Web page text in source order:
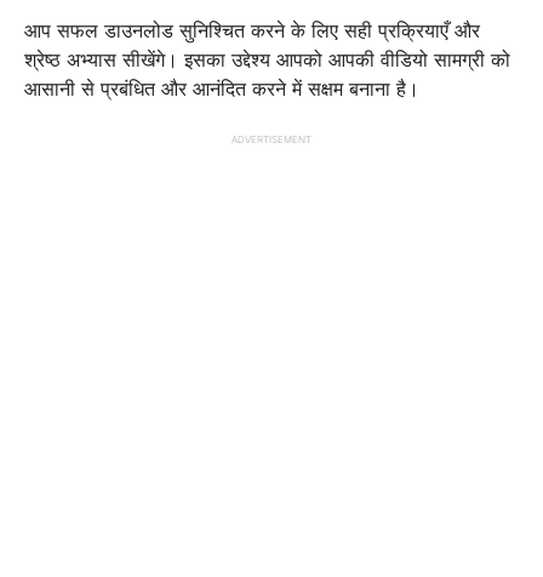
आप सफल डाउनलोड सुनिश्चित करने के लिए सही प्रक्रियाएँ और
श्रेष्ठ अभ्यास सीखेंगे। इसका उद्देश्य आपको आपकी वीडियो सामग्री को
आसानी से प्रबंधित और आनंदित करने में सक्षम बनाना है।
ADVERTISEMENT